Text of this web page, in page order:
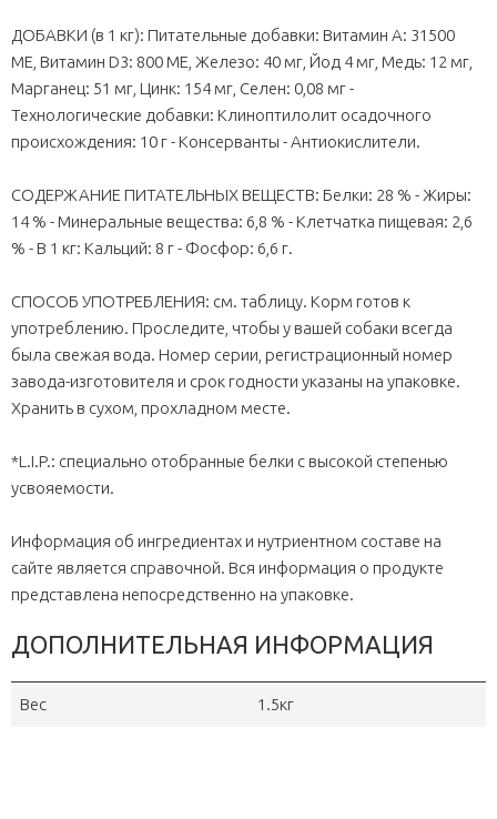
ДОБАВКИ (в 1 кг): Питательные добавки: Витамин A: 31500
ME, Витамин D3: 800 ME, Железо: 40 мг, Йод 4 мг, Медь: 12 мг,
Марганец: 51 мг, Цинк: 154 мг, Ceлeн: 0,08 мг -
Технологические добавки: Клиноптилолит осадочного
происхождения: 10 г - Консерванты - Антиокислители.
СОДЕРЖАНИЕ ПИТАТЕЛЬНЫХ ВЕЩЕСТВ: Белки: 28 % - Жиры:
14 % - Минеральные вещества: 6,8 % - Клетчатка пищевая: 2,6
% - В 1 кг: Кальций: 8 г - Фосфор: 6,6 г.
СПОСОБ УПОТРЕБЛЕНИЯ: см. таблицу. Корм готов к
употреблению. Проследите, чтобы у вашей собаки всегда
была свежая вода. Номер серии, регистрационный номер
завода-изготовителя и срок годности указаны на упаковке.
Хранить в сухом, прохладном месте.
*L.I.P.: специально отобранные белки с высокой степенью
усвояемости.
Информация об ингредиентах и нутриентном составе на
сайте является справочной. Вся информация о продукте
представлена непосредственно на упаковке.
ДОПОЛНИТЕЛЬНАЯ ИНФОРМАЦИЯ
Вес 1.5кг